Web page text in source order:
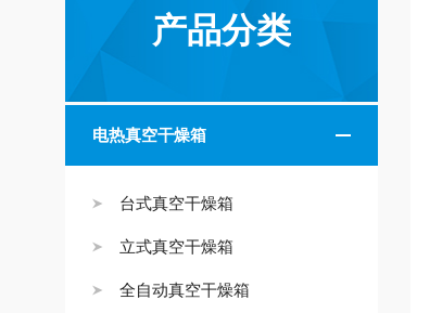
产品分类
电热真空干燥箱
台式真空干燥箱
立式真空干燥箱
全自动真空干燥箱